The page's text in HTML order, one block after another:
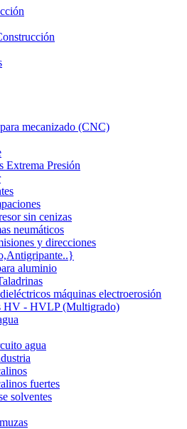
mecanizado (CNC)
Extrema Presión
sin cenizas
neumáticos
y direcciones
aluminio
máquinas electroerosión
HV - HVLP (Multigrado)
agua
fuertes
solventes